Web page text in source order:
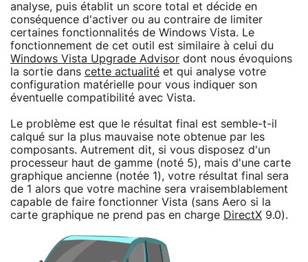
analyse, puis établit un score total et décide en
conséquence d'activer ou au contraire de limiter
certaines fonctionnalités de Windows Vista. Le
fonctionnement de cet outil est similaire à celui du
Windows Vista Upgrade Advisor dont nous évoquions
la sortie dans cette actualité et qui analyse votre
configuration matérielle pour vous indiquer son
éventuelle compatibilité avec Vista.
Le problème est que le résultat final est semble-t-il
calqué sur la plus mauvaise note obtenue par les
composants. Autrement dit, si vous disposez d'un
processeur haut de gamme (noté 5), mais d'une carte
graphique ancienne (notée 1), votre résultat final sera
de 1 alors que votre machine sera vraisemblablement
capable de faire fonctionner Vista (sans Aero si la
carte graphique ne prend pas en charge DirectX 9.0).